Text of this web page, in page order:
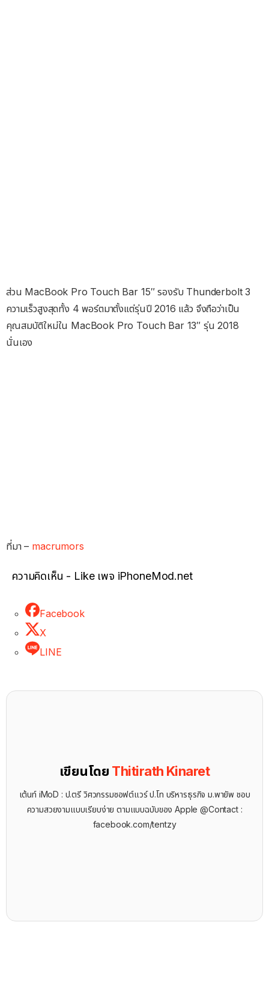
ส่วน MacBook Pro Touch Bar 15″ รองรับ Thunderbolt 3
ความเร็วสูงสุดทั้ง 4 พอร์ตมาตั้งแต่รุ่นปี 2016 แล้ว จึงถือว่าเป็น
คุณสมบัติใหม่ใน MacBook Pro Touch Bar 13″ รุ่น 2018
นั่นเอง
ที่มา – macrumors
ความคิดเห็น - Like เพจ iPhoneMod.net
Facebook
X
LINE
เขียนโดย Thitirath Kinaret
เต้นท์ iMoD : ป.ตรี วิศวกรรมซอฟต์แวร์ ป.โท บริหารธุรกิจ ม.พายัพ ชอบ
ความสวยงามแบบเรียบง่าย ตามแบบฉบับของ Apple @Contact :
facebook.com/tentzy